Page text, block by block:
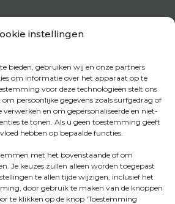
instellingen
bieden, gebruiken wij en onze partners
om informatie over het apparaat op te
voor deze technologieën stelt ons
persoonlijke gegevens zoals surfgedrag of
verwerken en om gepersonaliseerde en niet-
te tonen. Als u geen toestemming geeft
hebben op bepaalde functies.
met het bovenstaande of om
Je keuzes zullen alleen worden toegepast
te allen tijde wijzigen, inclusief het
door gebruik te maken van de knoppen
te klikken op de knop 'Toestemming